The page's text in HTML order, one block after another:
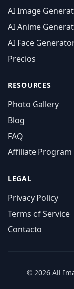
AI Image
AI Anime
AI Face
Precios
RESOURCES
Photo Gallery
Blog
FAQ
Affiliate Program
LEGAL
Privacy Policy
Terms of Service
Contacto
© 2026 All